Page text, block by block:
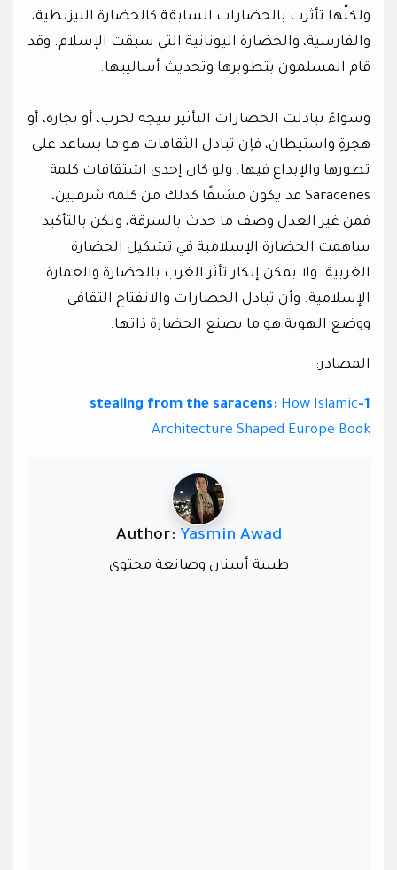
ولكنّها تأثرت بالحضارات السابقة كالحضارة البيزنطية،
والفارسية، والحضارة اليونانية التي سبقت الإسلام. وقد
قام المسلمون بتطويرها وتحديث أساليبها.
وسواءً تبادلت الحضارات التأثير نتيجة لحرب، أو تجارة، أو
هجرةٍ واستيطان، فإن تبادل الثقافات هو ما يساعد على
تطورها والإبداع فيها. ولو كان إحدى اشتقاقات كلمة
Saracenes قد يكون مشتقًا كذلك من كلمة شرقيين،
فمن غير العدل وصف ما حدث بالسرقة، ولكن بالتأكيد
ساهمت الحضارة الإسلامية في تشكيل الحضارة
الغربية. ولا يمكن إنكار تأثر الغرب بالحضارة والعمارة
الإسلامية. وأن تبادل الحضارات والانفتاح الثقافي
ووضع الهوية هو ما يصنع الحضارة ذاتها.
المصادر:
1-stealing from the saracens:
How Islamic
Architecture Shaped Europe Book
Author: Yasmin Awad
طبيبة أسنان وصانعة محتوى